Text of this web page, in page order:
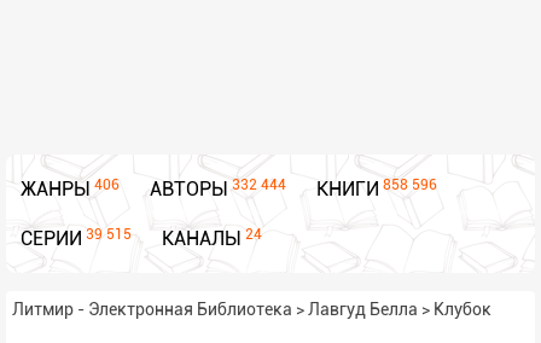
ЖАНРЫ 406 АВТОРЫ 332 444 КНИГИ 858 596
СЕРИИ 39 515 КАНАЛЫ 24
Литмир - Электронная Библиотека > Лавгуд Белла > Клубок